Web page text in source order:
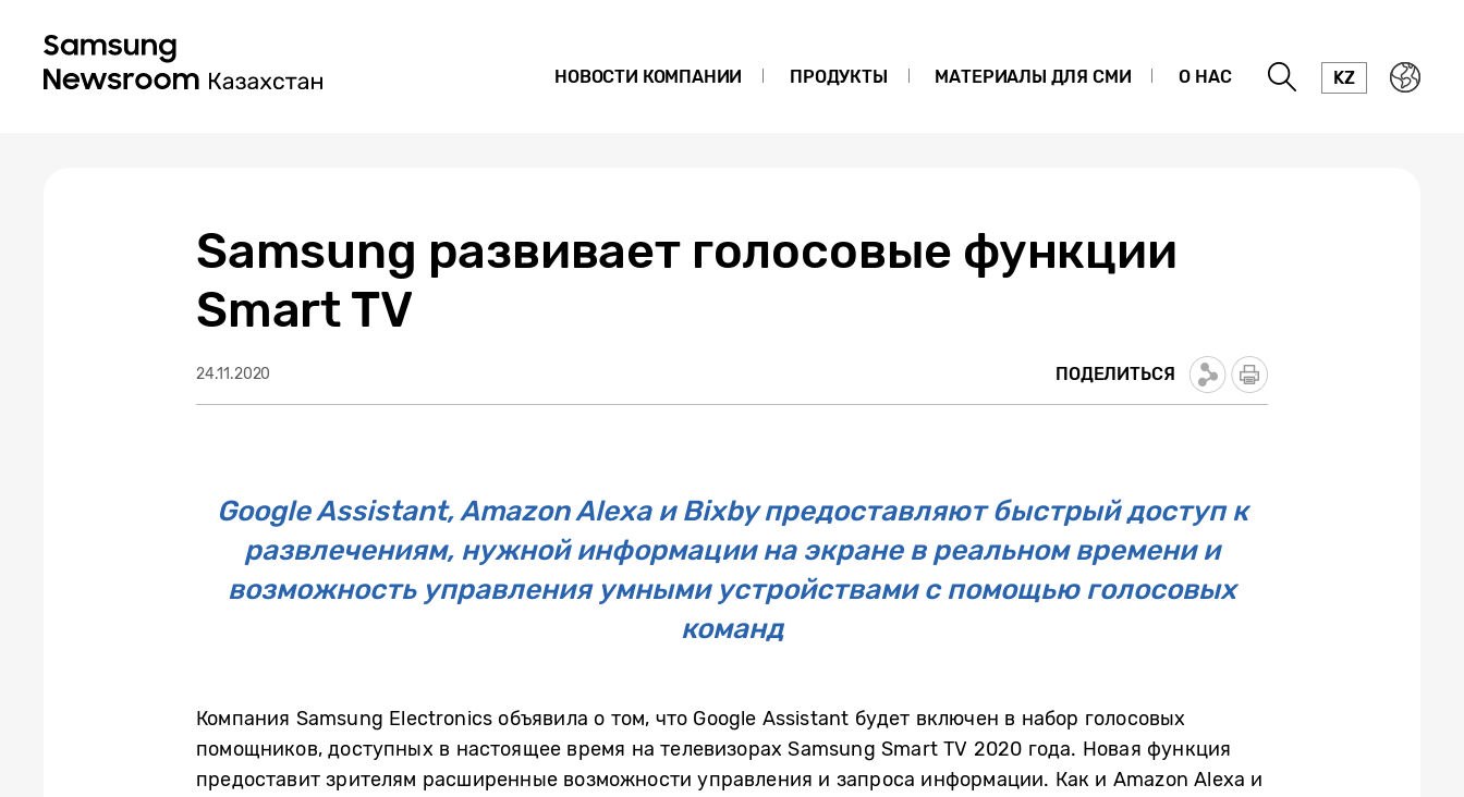
НОВОСТИ КОМПАНИИ ПРОДУКТЫ МАТЕРИАЛЫ ДЛЯ СМИ О НАС KZ
Samsung развивает голосовые функции
Smart TV
24.11.2020 ПОДЕЛИТЬСЯ
Google Assistant, Amazon Alexa и Bixby предоставляют быстрый доступ к
развлечениям, нужной информации на экране в реальном времени и
возможность управления умными устройствами с помощью голосовых
команд
Компания Samsung Electronics объявила о том, что Google Assistant будет включен в набор голосовых
помощников, доступных в настоящее время на телевизорах Samsung Smart TV 2020 года. Новая функция
предоставит зрителям расширенные возможности управления и запроса информации. Как и Amazon Alexa и